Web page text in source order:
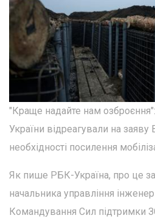
"Краще надайте нам
України відреагували на
необхідності посилення
Як пише РБК-Україна, про це
начальника управління
Командування Сил підтримки